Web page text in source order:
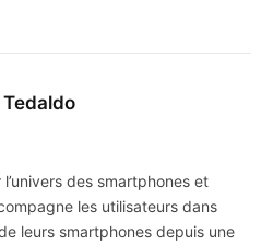
l’univers des smartphones et
les utilisateurs dans
leurs smartphones depuis une